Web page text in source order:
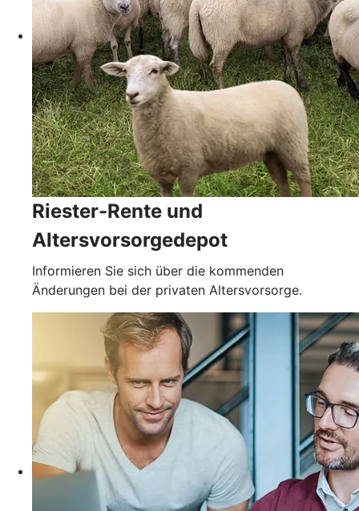
Riester-Rente und
Altersvorsorgedepot
Informieren Sie sich über die kommenden
Änderungen bei der privaten Altersvorsorge.